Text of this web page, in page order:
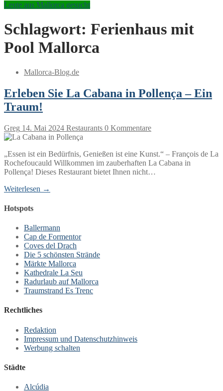
Leute aus Mallorca gesucht
Schlagwort: Ferienhaus mit
Pool Mallorca
Mallorca-Blog.de
Erleben Sie La Cabana in Pollença – Ein
Traum!
Greg 14. Mai 2024 Restaurants 0 Kommentare
„Essen ist ein Bedürfnis, Genießen ist eine Kunst.“ – François de La
Rochefoucauld Willkommen im zauberhaften La Cabana in
Pollença! Dieses Restaurant bietet Ihnen nicht…
Weiterlesen →
Hotspots
Ballermann
Cap de Formentor
Coves del Drach
Die 5 schönsten Strände
Märkte Mallorca
Kathedrale La Seu
Radurlaub auf Mallorca
Traumstrand Es Trenc
Rechtliches
Redaktion
Impressum und Datenschutzhinweis
Werbung schalten
Städte
Alcúdia